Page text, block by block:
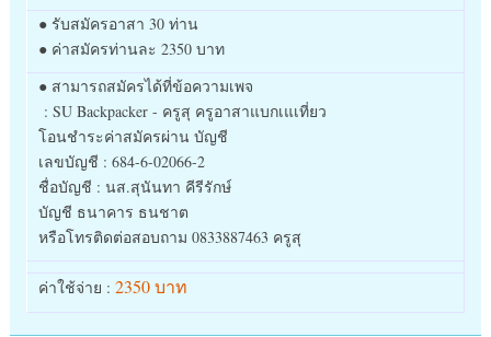
● รับสมัครอาสา 30 ท่าน
● ค่าสมัครท่านละ 2350 บาท
● สามารถสมัครได้ที่ข้อความเพจ
: SU Backpacker - ครูสุ ครูอาสาแบกเแเที่ยว
โอนชำระค่าสมัครผ่าน บัญชี
เลขบัญชี : 684-6-02066-2
ชื่อบัญชี : นส.สุนันทา คีรีรักษ์
บัญชี ธนาคาร ธนชาต
หรือโทรติดต่อสอบถาม 0833887463 ครูสุ
ค่าใช้จ่าย : 2350 บาท